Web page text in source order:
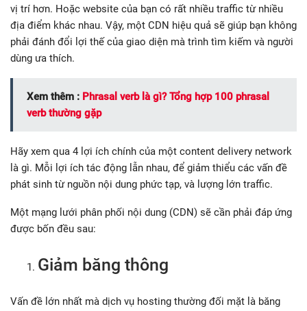
vị trí hơn. Hoặc website của bạn có rất nhiều traffic từ nhiều
địa điểm khác nhau. Vậy, một CDN hiệu quả sẽ giúp bạn không
phải đánh đổi lợi thế của giao diện mà trình tìm kiếm và người
dùng ưa thích.
Xem thêm : Phrasal verb là gì? Tổng hợp 100 phrasal
verb thường gặp
Hãy xem qua 4 lợi ích chính của một content delivery network
là gì. Mỗi lợi ích tác động lẫn nhau, để giảm thiểu các vấn đề
phát sinh từ nguồn nội dung phức tạp, và lượng lớn traffic.
Một mạng lưới phân phối nội dung (CDN) sẽ cần phải đáp ứng
được bốn đều sau:
Giảm băng thông
Vấn đề lớn nhất mà dịch vụ hosting thường đối mặt là băng